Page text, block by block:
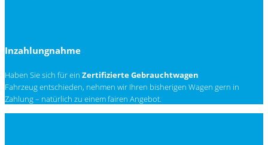
Inzahlungnahme
Haben Sie sich für ein Zertifizierte Gebrauchtwagen
Fahrzeug entschieden, nehmen wir Ihren bisherigen Wagen gern in
Zahlung – natürlich zu einem fairen Angebot.